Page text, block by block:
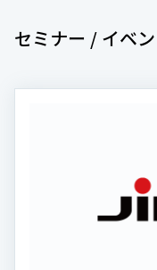
セミナー / イベ